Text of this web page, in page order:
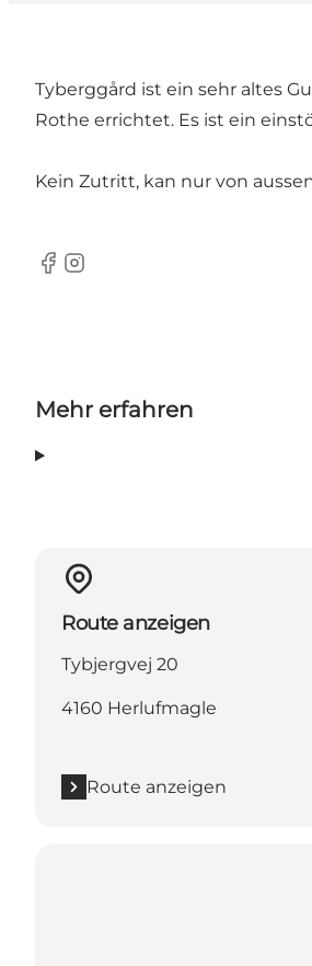
Tyberggård ist ein sehr altes
Rothe errichtet. Es ist ein
Kein Zutritt, kan nur von
Facebook
Instagram
Mehr erfahren
Route anzeigen
Tybjergvej 20
4160 Herlufmagle
Route anzeigen